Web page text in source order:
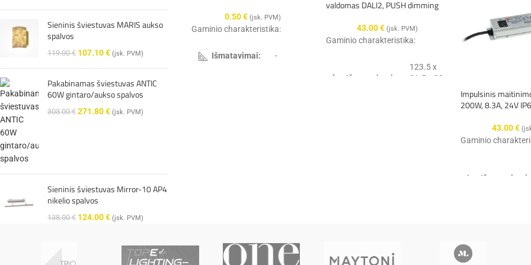
Sieninis šviestuvas MARIS aukso
spalvos
119.00€ 107.10€ (įsk. PVM)
Pakabinamas šviestuvas ANTIC
60W gintaro/aukso spalvos
303.00€ 271.80€ (įsk. PVM)
Sieninis šviestuvas Mirror-10 AP4
nikelio spalvos
138.00€ 124.00€ (įsk. PVM)
0.50€ (įsk. PVM)
Gaminio charakteristika:
Išmatavimai: -
* aliuminis
- sidabras,
valdomas DALI2, PUSH dimming
43.00€ (įsk. PVM)
Gaminio charakteristika:
Išmatavimai:
123.5 x
81.5 x 23
Gamintojas:
Impulsinis
200W, 8.3A, 24V
43.00€
Gaminio
Išmatavimai:
Hermetiškumas: